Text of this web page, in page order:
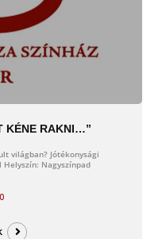
KÉNE RAKNI…”
világban? Jótékonysági
Helyszín: Nagyszínpad